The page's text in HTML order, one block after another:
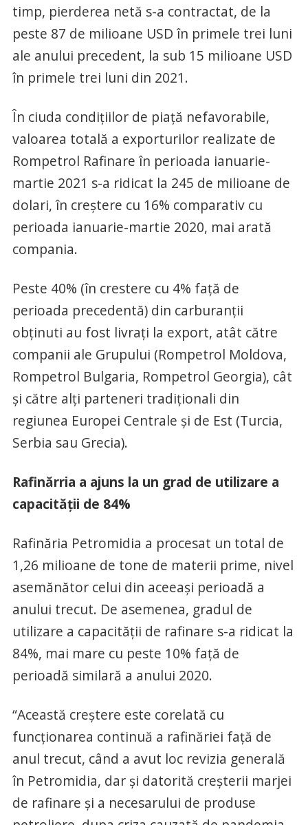
timp, pierderea netă s-a contractat, de la
peste 87 de milioane USD în primele trei luni
ale anului precedent, la sub 15 milioane USD
în primele trei luni din 2021.
În ciuda condițiilor de piață nefavorabile,
valoarea totală a exporturilor realizate de
Rompetrol Rafinare în perioada ianuarie-
martie 2021 s-a ridicat la 245 de milioane de
dolari, în creștere cu 16% comparativ cu
perioada ianuarie-martie 2020, mai arată
compania.
Peste 40% (în crestere cu 4% față de
perioada precedentă) din carburanții
obținuti au fost livrați la export, atât către
companii ale Grupului (Rompetrol Moldova,
Rompetrol Bulgaria, Rompetrol Georgia), cât
și către alți parteneri tradiționali din
regiunea Europei Centrale și de Est (Turcia,
Serbia sau Grecia).
Rafinărria a ajuns la un grad de utilizare a
capacității de 84%
Rafinăria Petromidia a procesat un total de
1,26 milioane de tone de materii prime, nivel
asemănător celui din aceeași perioadă a
anului trecut. De asemenea, gradul de
utilizare a capacității de rafinare s-a ridicat la
84%, mai mare cu peste 10% față de
perioadă similară a anului 2020.
“Această creștere este corelată cu
funcționarea continuă a rafinăriei față de
anul trecut, când a avut loc revizia generală
în Petromidia, dar și datorită creșterii marjei
de rafinare și a necesarului de produse